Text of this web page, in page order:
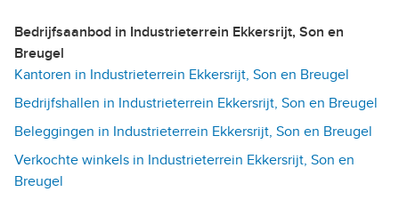
Bedrijfsaanbod in Industrieterrein Ekkersrijt, Son en
Breugel
Kantoren in Industrieterrein Ekkersrijt, Son en Breugel
Bedrijfshallen in Industrieterrein Ekkersrijt, Son en Breugel
Beleggingen in Industrieterrein Ekkersrijt, Son en Breugel
Verkochte winkels in Industrieterrein Ekkersrijt, Son en
Breugel